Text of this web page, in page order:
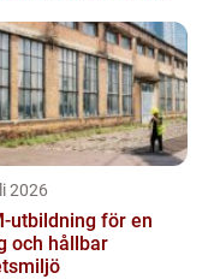
2026
utbildning för en
och hållbar